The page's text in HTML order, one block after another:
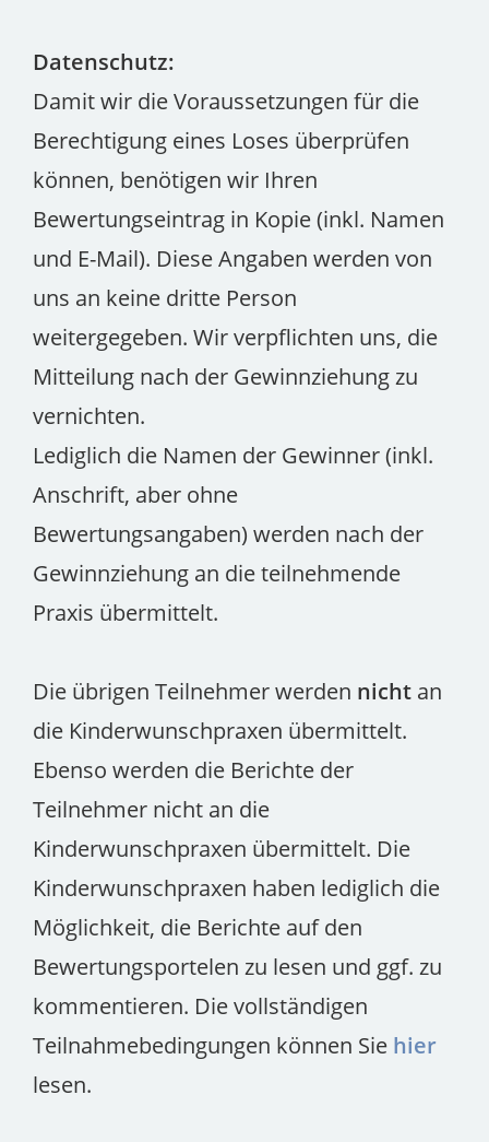
Datenschutz:
Damit wir die Voraussetzungen für die
Berechtigung eines Loses überprüfen
können, benötigen wir Ihren
Bewertungseintrag in Kopie (inkl. Namen
und E-Mail). Diese Angaben werden von
uns an keine dritte Person
weitergegeben. Wir verpflichten uns, die
Mitteilung nach der Gewinnziehung zu
vernichten.
Lediglich die Namen der Gewinner (inkl.
Anschrift, aber ohne
Bewertungsangaben) werden nach der
Gewinnziehung an die teilnehmende
Praxis übermittelt.
Die übrigen Teilnehmer werden nicht an
die Kinderwunschpraxen übermittelt.
Ebenso werden die Berichte der
Teilnehmer nicht an die
Kinderwunschpraxen übermittelt. Die
Kinderwunschpraxen haben lediglich die
Möglichkeit, die Berichte auf den
Bewertungsportelen zu lesen und ggf. zu
kommentieren. Die vollständigen
Teilnahmebedingungen können Sie hier
lesen.